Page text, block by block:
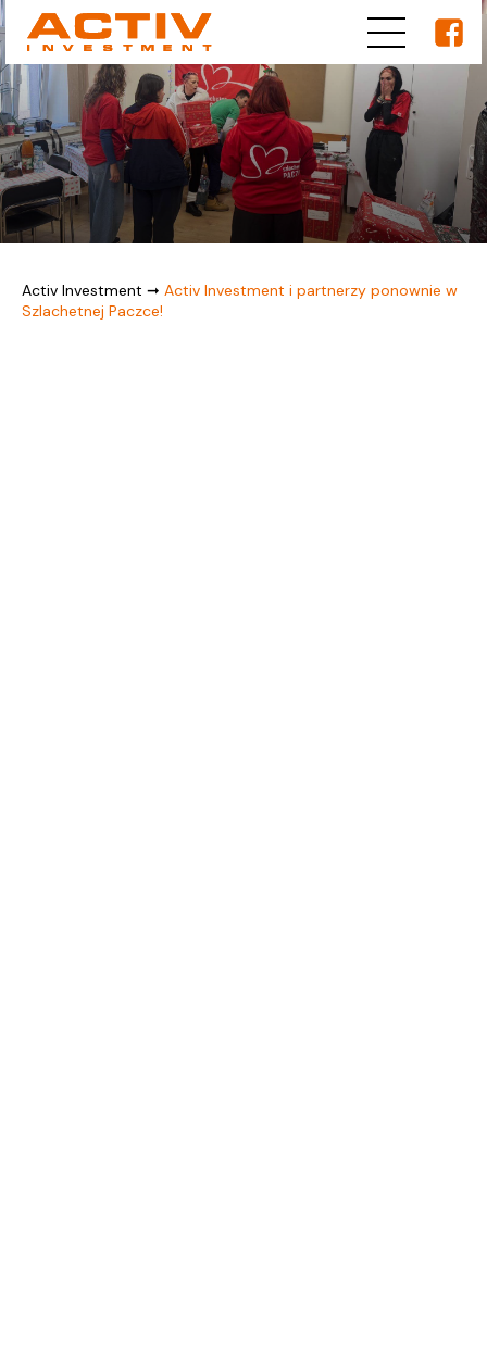
Activ Investment ➞ Activ Investment i partnerzy ponownie w
Szlachetnej Paczce!